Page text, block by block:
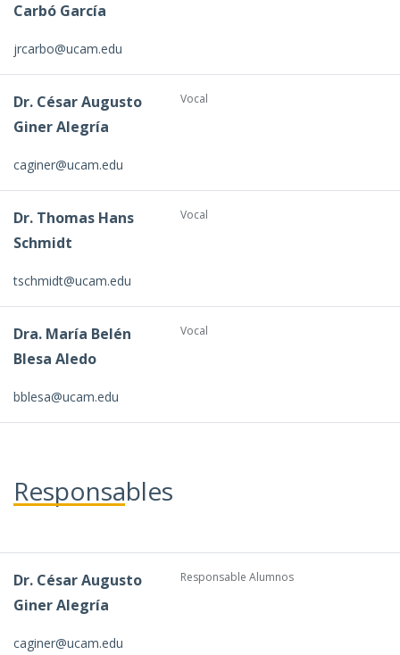
Carbó García
jrcarbo@ucam.edu
Dr. César Augusto
Giner Alegría
caginer@ucam.edu
Vocal
Dr. Thomas Hans
Schmidt
tschmidt@ucam.edu
Vocal
Dra. María Belén
Blesa Aledo
bblesa@ucam.edu
Vocal
Responsables
Dr. César Augusto
Giner Alegría
caginer@ucam.edu
Responsable Alumnos